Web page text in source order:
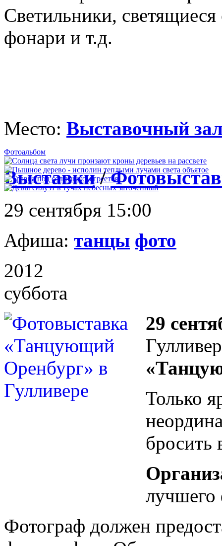
Светильники,
фонари и т.д.
Место: Выставочный
Фотоальбом
Выставки/
29 сентября 15:00
Афиша: танцы фото
2012
суббота
29
Только
бросить
лучшего
Фотограф должен